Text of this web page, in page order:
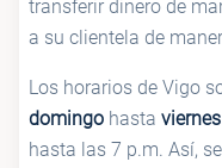
transferir dinero de
a su clientela de
Los horarios de Vigo
domingo hasta viernes
hasta las 7 p.m. Así,